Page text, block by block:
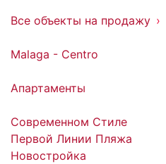
Все объекты на продажу
Malaga - Centro
Апартаменты
Современном Стиле
Первой Линии Пляжа
Новостройка